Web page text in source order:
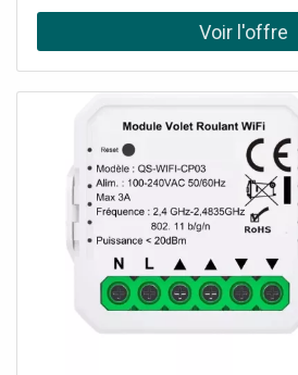
de l'Interrupteur pour Volet Roulant
Blanc Design épuré et élégant Avec
son style épuré, ce contrôleur
une touche moderne. Son format
permet de se fondre discrètement
Commandes intuitives et
réagit au toucher pour
fermeture de vos volets en toute
haptique confirme la prise en
silencieux, il garantit un confort
Profitez d'une garantie de 2 ans
connecté Wifi. Notre SAV est à
l'installation et l'utilisation